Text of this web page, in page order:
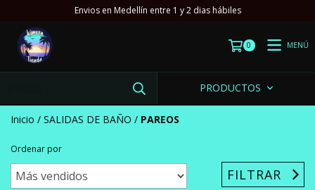
Envios en Medellín entre 1 y 2 dias hábiles
0 MENÚ
PRODUCTOS
Inicio / SALIDAS DE BAÑO / PAREOS
Ordenar por
FILTRAR